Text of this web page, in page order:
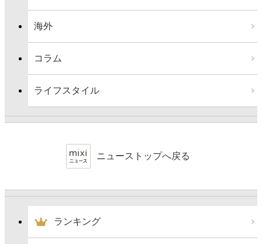
海外
コラム
ライフスタイル
ニューストップへ戻る
ランキング